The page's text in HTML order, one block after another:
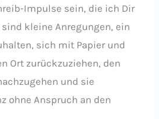
Impulse sein, die ich Dir
kleine Anregungen, ein
sich mit Papier und
Ort zurückzuziehen, den
und sie
ohne Anspruch an den